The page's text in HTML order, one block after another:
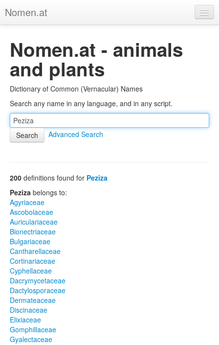
Nomen.at
About
Privacy
Imprint
Browse Tree
Nomen.at - animals
and plants
Dictionary of Common (Vernacular) Names
Search any name in any language, and in any script.
Advanced Search
200 definitions found for Peziza
Peziza belongs to:
Agyriaceae
Ascobolaceae
Auriculariaceae
Bionectriaceae
Bulgariaceae
Cantharellaceae
Cortinariaceae
Cyphellaceae
Dacrymycetaceae
Dactylosporaceae
Dermateaceae
Discinaceae
Elixiaceae
Gomphillaceae
Gyalectaceae